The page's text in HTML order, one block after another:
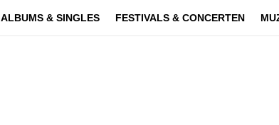
ALBUMS & SINGLES FESTIVALS & CONCERTEN